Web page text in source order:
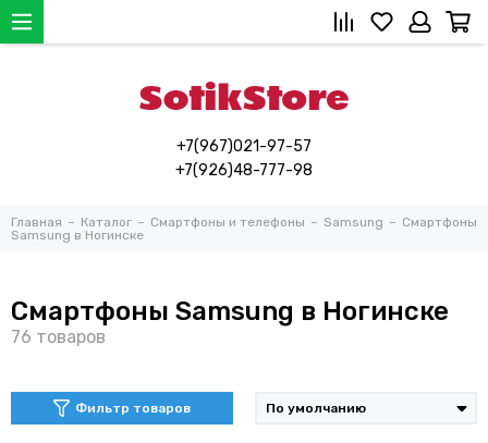
+7(967)021-97-57
+7(926)48-777-98
Главная Каталог Смартфоны и телефоны Samsung
Смартфоны
Samsung в Ногинске
Смартфоны Samsung в Ногинске
Фильтр товаров